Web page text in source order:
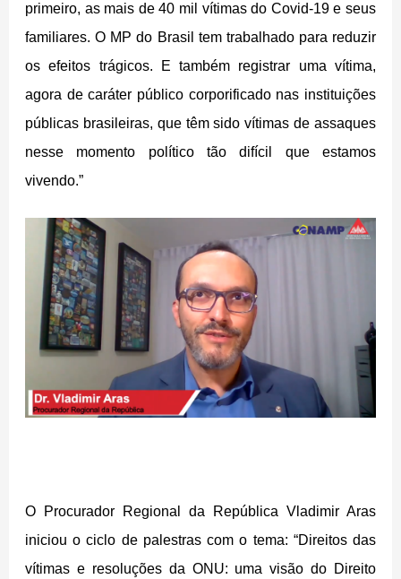
primeiro, as mais de 40 mil vítimas do Covid-19 e seus
familiares. O MP do Brasil tem trabalhado para reduzir
os efeitos trágicos. E também registrar uma vítima,
agora de caráter público corporificado nas instituições
públicas brasileiras, que têm sido vítimas de assaques
nesse momento político tão difícil que estamos
vivendo.”
O Procurador Regional da República Vladimir Aras
iniciou o ciclo de palestras com o tema: “Direitos das
vítimas e resoluções da ONU: uma visão do Direito